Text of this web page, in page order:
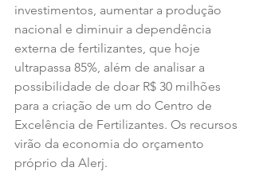
investimentos, aumentar a produção
nacional e diminuir a dependência
externa de fertilizantes, que hoje
ultrapassa 85%, além de analisar a
possibilidade de doar R$ 30 milhões
para a criação de um do Centro de
Excelência de Fertilizantes. Os recursos
virão da economia do orçamento
próprio da Alerj.